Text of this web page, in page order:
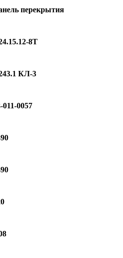
перекрытия
8Т
КЛ-3
011-0057